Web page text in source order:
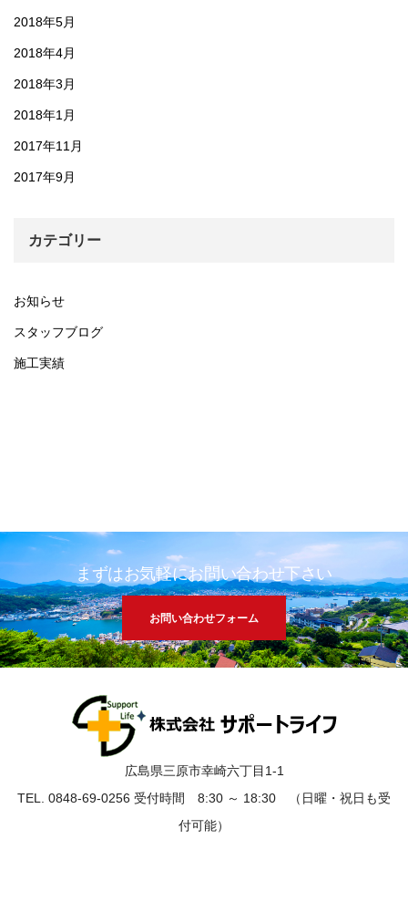
2018年5月
2018年4月
2018年3月
2018年1月
2017年11月
2017年9月
カテゴリー
お知らせ
スタッフブログ
施工実績
まずはお気軽にお問い合わせ下さい
お問い合わせフォーム
広島県三原市幸崎六丁目1-1
TEL. 0848-69-0256 受付時間 8:30 ～ 18:30 （日曜・祝日も受
付可能）